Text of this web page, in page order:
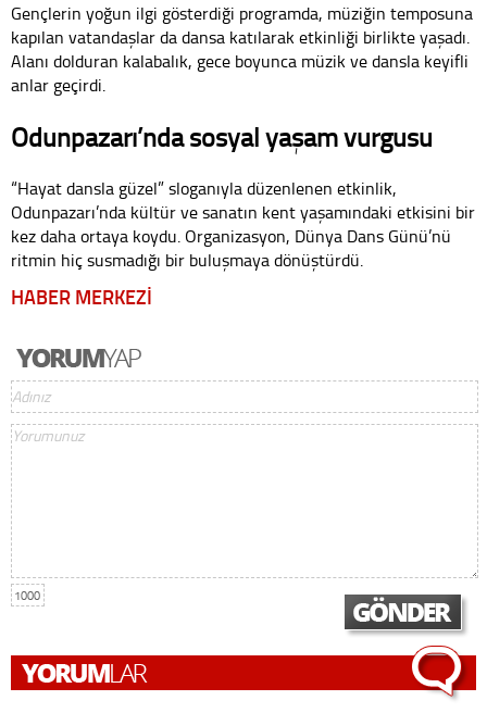
Gençlerin yoğun ilgi gösterdiği programda, müziğin temposuna
kapılan vatandaşlar da dansa katılarak etkinliği birlikte yaşadı.
Alanı dolduran kalabalık, gece boyunca müzik ve dansla keyifli
anlar geçirdi.
Odunpazarı’nda sosyal yaşam vurgusu
“Hayat dansla güzel” sloganıyla düzenlenen etkinlik,
Odunpazarı’nda kültür ve sanatın kent yaşamındaki etkisini bir
kez daha ortaya koydu. Organizasyon, Dünya Dans Günü’nü
ritmin hiç susmadığı bir buluşmaya dönüştürdü.
HABER MERKEZİ
1000